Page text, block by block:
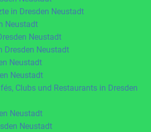
in Dresden Neustadt
Neustadt
Neustadt
Dresden Neustadt
Neustadt
Neustadt
Clubs und Restaurants in Dresden
Neustadt
Neustadt